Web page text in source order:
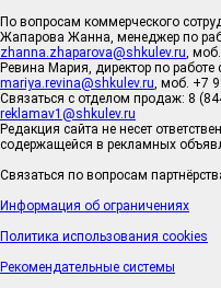
По вопросам коммерческого
Жапарова Жанна, менеджер по
zhanna.zhaparova@shkulev.ru,
Ревина Мария, директор по
mariya.revina@shkulev.ru, моб. +7
Связаться с отделом продаж: 8
reklamav1@shkulev.ru
Редакция сайта не несет
содержащейся в рекламных
Связаться по вопросам
Информация об ограничениях
Политика использования cookies
Рекомендательные системы